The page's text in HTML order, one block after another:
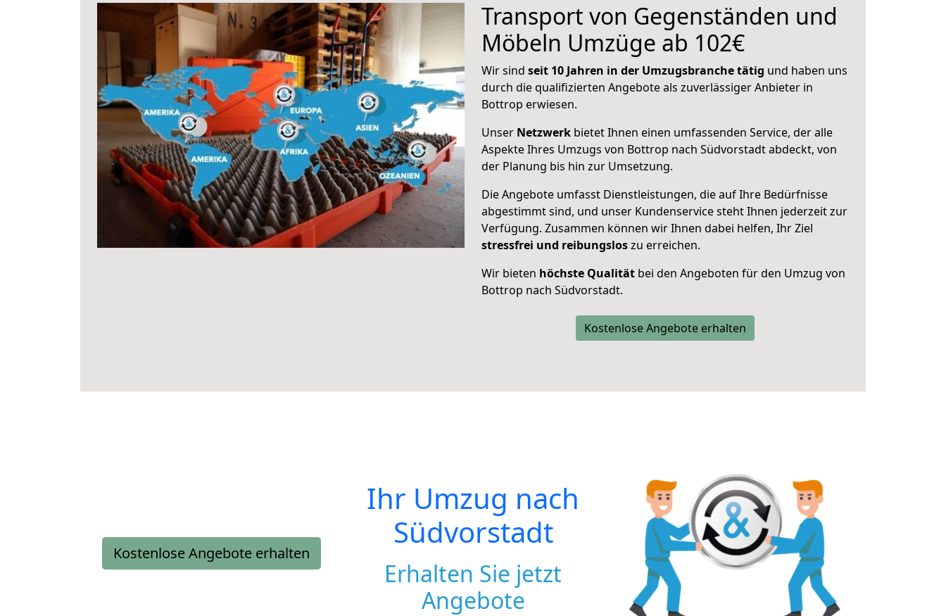
Transport von Gegenständen und
Möbeln Umzüge ab 102€
Wir sind seit 10 Jahren in der Umzugsbranche tätig und haben uns
durch die qualifizierten Angebote als zuverlässiger Anbieter in
Bottrop erwiesen.
Unser Netzwerk bietet Ihnen einen umfassenden Service, der alle
Aspekte Ihres Umzugs von Bottrop nach Südvorstadt abdeckt, von
der Planung bis hin zur Umsetzung.
Die Angebote umfasst Dienstleistungen, die auf Ihre Bedürfnisse
abgestimmt sind, und unser Kundenservice steht Ihnen jederzeit zur
Verfügung. Zusammen können wir Ihnen dabei helfen, Ihr Ziel
stressfrei und reibungsloszu erreichen.
Wir bieten höchste Qualität bei den Angeboten für den Umzug von
Bottrop nach Südvorstadt.
Kostenlose Angebote erhalten
Kostenlose Angebote erhalten
Ihr Umzug nach
Südvorstadt
Erhalten Sie jetzt
Angebote